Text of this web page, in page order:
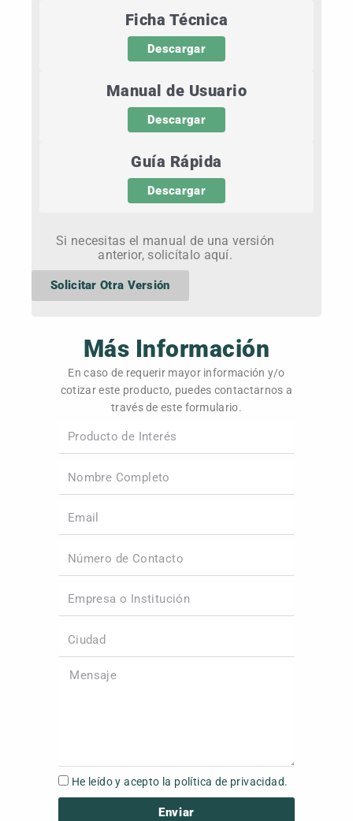
Ficha Técnica
Descargar
Manual de Usuario
Descargar
Guía Rápida
Descargar
Si necesitas el manual de una versión
anterior, solicítalo aquí.
Solicitar Otra Versión
Más Información
En caso de requerir mayor información y/o
cotizar este producto, puedes contactarnos a
través de este formulario.
Política de Datos
He leído y acepto la política de privacidad.
Enviar